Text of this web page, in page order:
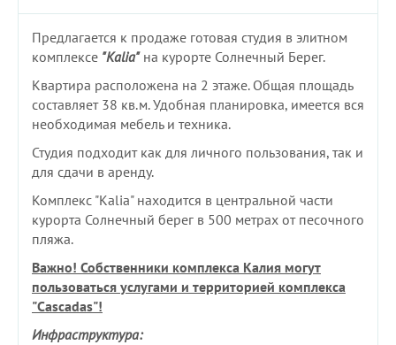
Предлагается к продаже готовая студия в элитном
комплексе "Kalia"на курорте Солнечный Берег.
Квартира расположена на 2 этаже. Общая площадь
составляет 38 кв.м. Удобная планировка, имеется вся
необходимая мебель и техника.
Студия подходит как для личного пользования, так и
для сдачи в аренду.
Комплекс "Kalia" находится в центральной части
курорта Солнечный берег в 500 метрах от песочного
пляжа.
Важно! Собственники комплекса Калия могут
пользоваться услугами и территорией комплекса
"Cascadas"!
Инфраструктура: